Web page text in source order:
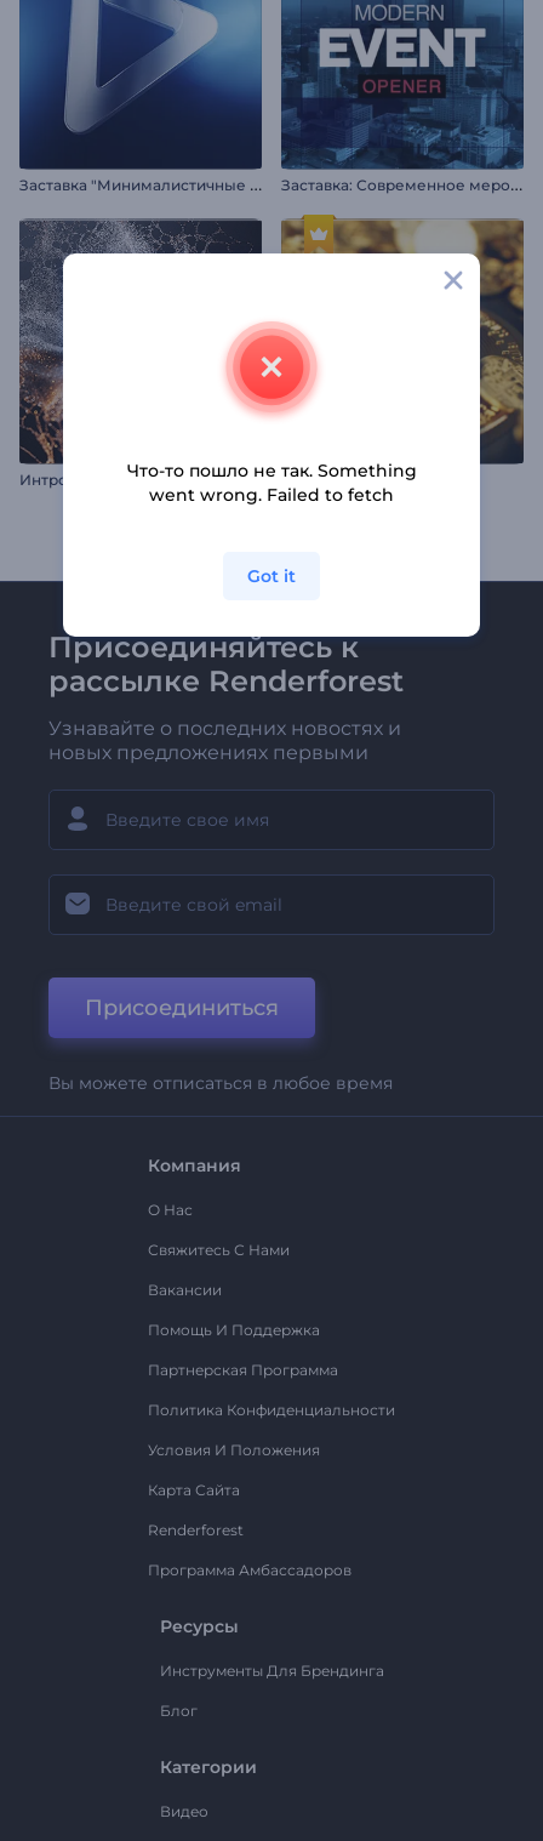
З
аставка "Минималистичные Тени" З
аставка: Современное мероприятие
Интро "Всплеск частиц" Заставка: Криптовалюта
Присоединяйтесь к
рассылке Renderforest
Узнавайте о последних новостях и
новых предложениях первыми
Присоединиться
Вы можете отписаться в любое время
Компания
О Нас
Свяжитесь С Нами
Вакансии
Помощь И Поддержка
Партнерская Программа
Политика Конфиденциальности
Условия И Положения
Карта Сайта
Renderforest
Программа Амбассадоров
Ресурсы
Инструменты Для Брендинга
Блог
Категории
Видео
Что-то пошло не так. Something
went wrong. Failed to fetch
Got it